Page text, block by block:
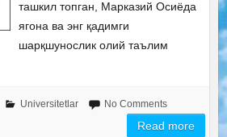
ташкил топган, Марказий Осиёда
ягона ва энг қадимги
шарқшунослик олий таълим
Universitetlar No Comments
Read more